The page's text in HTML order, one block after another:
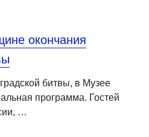
окончания
битвы, в Музее
программа. Гостей
…